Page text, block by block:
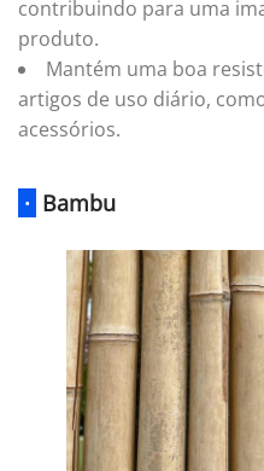
contribuindo para uma
produto.
Mantém uma boa
artigos de uso diário,
acessórios.
· Bambu